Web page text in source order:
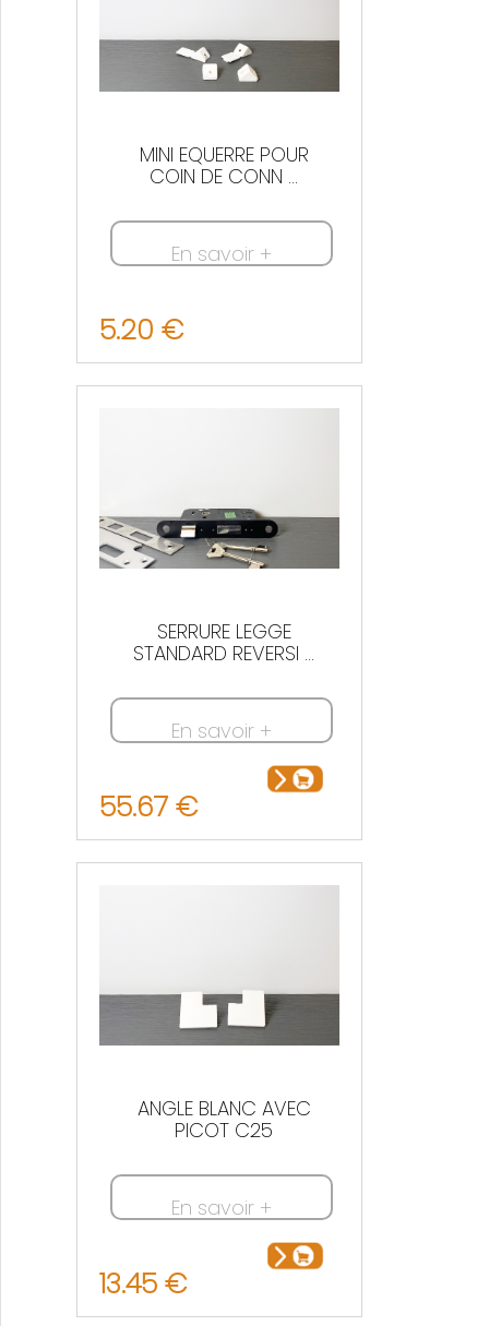
MINI EQUERRE POUR
COIN DE CONN ...
En savoir +
5.20 €
SERRURE LEGGE
STANDARD REVERSI ...
En savoir +
55.67 €
ANGLE BLANC AVEC
PICOT C25
En savoir +
13.45 €